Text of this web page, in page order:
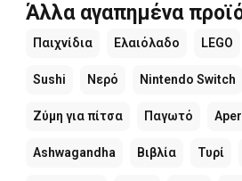
Άλλα αγαπημένα
Παιχνίδια Ελαιόλαδο LEGO
Sushi Νερό Nintendo Switch
Ζύμη για πίτσα Παγωτό
Ashwagandha Βιβλία Τυρί